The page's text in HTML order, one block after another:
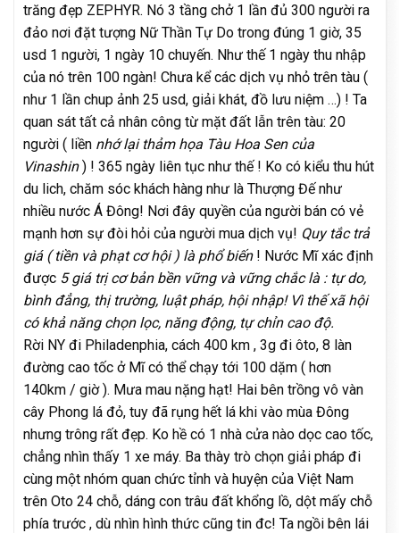
trăng đẹp ZEPHYR. Nó 3 tầng chở 1 lần đủ 300 người ra
đảo nơi đặt tượng Nữ Thần Tự Do trong đúng 1 giờ, 35
usd 1 người, 1 ngày 10 chuyến. Như thế 1 ngày thu nhập
của nó trên 100 ngàn! Chưa kể các dịch vụ nhỏ trên tàu (
như 1 lần chup ảnh 25 usd, giải khát, đồ lưu niệm …) ! Ta
quan sát tất cả nhân công từ mặt đất lẫn trên tàu: 20
người ( liền nhớ lại thảm họa Tàu Hoa Sen của
Vinashin) ! 365 ngày liên tục như thế ! Ko có kiểu thu hút
du lich, chăm sóc khách hàng như là Thượng Đế như
nhiều nước Á Đông! Nơi đây quyền của người bán có vẻ
mạnh hơn sự đòi hỏi của người mua dịch vụ! Quy tắc trả
giá ( tiền và phạt cơ hội ) là phổ biến ! Nước Mĩ xác định
được 5 giá trị cơ bản bền vững và vững chắc là : tự do,
bình đẳng, thị trường, luật pháp, hội nhập! Vì thế xã hội
có khả năng chọn lọc, năng động, tự chỉn cao độ.
Rời NY đi Philadenphia, cách 400 km , 3g đi ôto, 8 làn
đường cao tốc ở Mĩ có thể chạy tới 100 dặm ( hơn
140km / giờ ). Mưa mau nặng hạt! Hai bên trồng vô vàn
cây Phong lá đỏ, tuy đã rụng hết lá khi vào mùa Đông
nhưng trông rất đẹp. Ko hề có 1 nhà cửa nào dọc cao tốc,
chẳng nhìn thấy 1 xe máy. Ba thày trò chọn giải pháp đi
cùng một nhóm quan chức tỉnh và huyện của Việt Nam
trên Oto 24 chỗ, dáng con trâu đất khổng lồ, dột mấy chỗ
phía trước , dù nhìn hình thức cũng tin đc! Ta ngồi bên lái